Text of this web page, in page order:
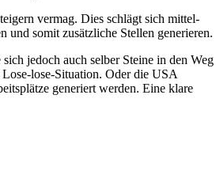
vermag. Dies schlägt sich mittel-
somit zusätzliche Stellen generieren.
jedoch auch selber Steine in den Weg
lose-Situation. Oder die USA
generiert werden. Eine klare